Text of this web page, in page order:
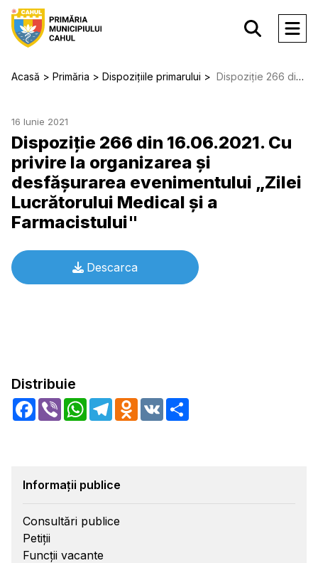
Acasă Primăria Dispozițiile primarului Dispoziție 266 din 16.06.2021. Cu privire la organizarea şi desfăşurarea evenimentului „Zilei Lucrătorului Medical şi a Farmacistului"
16 Iunie 2021
Dispoziție 266 din 16.06.2021. Cu
privire la organizarea şi
desfăşurarea evenimentului „Zilei
Lucrătorului Medical şi a
Farmacistului"
Descarca
Distribuie
Facebook
Viber WhatsApp
TelegramOdnoklassniki
VK
Informații publice
Consultări publice
Petiții
Funcții vacante